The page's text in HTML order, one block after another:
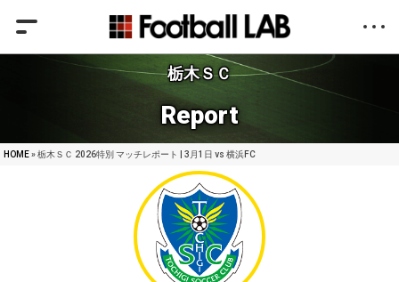
栃木ＳＣ
Report
HOME» 栃木ＳＣ 2026特別 マッチレポート | 3月1日 vs 横浜FC